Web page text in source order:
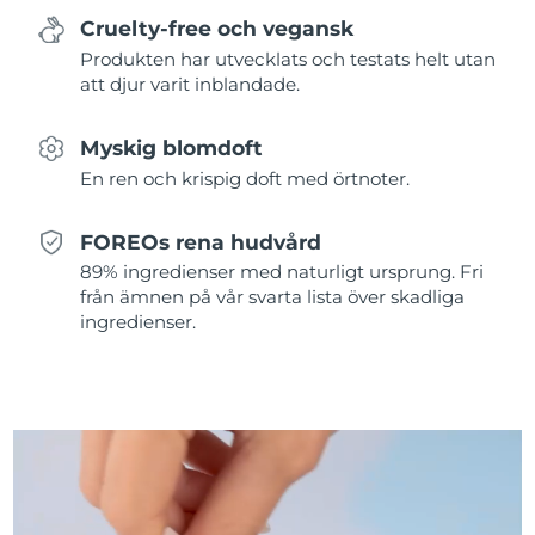
Cruelty-free och vegansk
Produkten har utvecklats och testats helt utan
att djur varit inblandade.
Myskig blomdoft
En ren och krispig doft med örtnoter.
FOREOs rena hudvård
89% ingredienser med naturligt ursprung. Fri
från ämnen på vår svarta lista över skadliga
ingredienser.
Slovakien Förväntad leverans8/12/26
Sydafrika
Spanien Förväntad leverans8/12/26
Sverige
Förväntad leverans
Thailand